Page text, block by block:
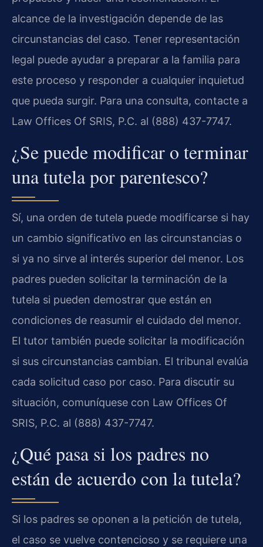
alcance de la investigación depende de las
circunstancias del caso. Tener representación
legal puede ayudar a preparar a la familia para
este proceso y responder a cualquier inquietud
que pueda surgir. Para una consulta, contacte a
Law Offices Of SRIS, P.C. al (888) 437-7747.
¿Se puede modificar o terminar
una tutela por parentesco?
Sí, una orden de tutela puede modificarse si hay
un cambio significativo en las circunstancias o
si ya no sirve al interés superior del menor. Los
padres pueden solicitar la terminación de la
tutela si pueden demostrar que están en
condiciones de reasumir el cuidado del menor.
El tutor también puede solicitar la modificación
si sus circunstancias cambian. El tribunal evalúa
cada solicitud caso por caso. Para discutir su
situación, comuníquese con Law Offices Of
SRIS, P.C. al (888) 437-7747.
¿Qué pasa si los padres no
están de acuerdo con la tutela?
Si los padres se oponen a la petición de tutela,
el caso se vuelve contencioso y se requiere una